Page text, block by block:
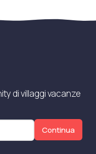
di villaggi vacanze
Continua